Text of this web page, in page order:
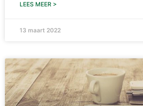
LEES MEER >
13 maart 2022